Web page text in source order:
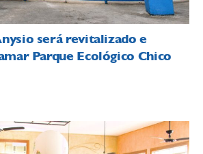
será revitalizado e
Parque Ecológico Chico